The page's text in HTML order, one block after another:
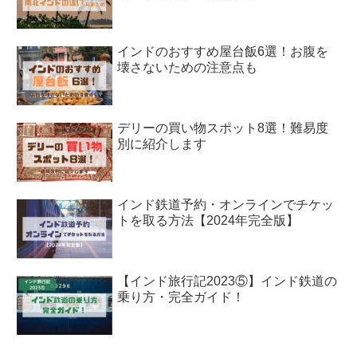
インドのおすすめ屋台飯6選！お腹を
壊さないための注意点も
デリーの買い物スポット8選！難易度
別に紹介します
インド鉄道予約・オンラインでチケッ
トを取る方法【2024年完全版】
【インド旅行記2023⑤】インド鉄道の
乗り方・完全ガイド！